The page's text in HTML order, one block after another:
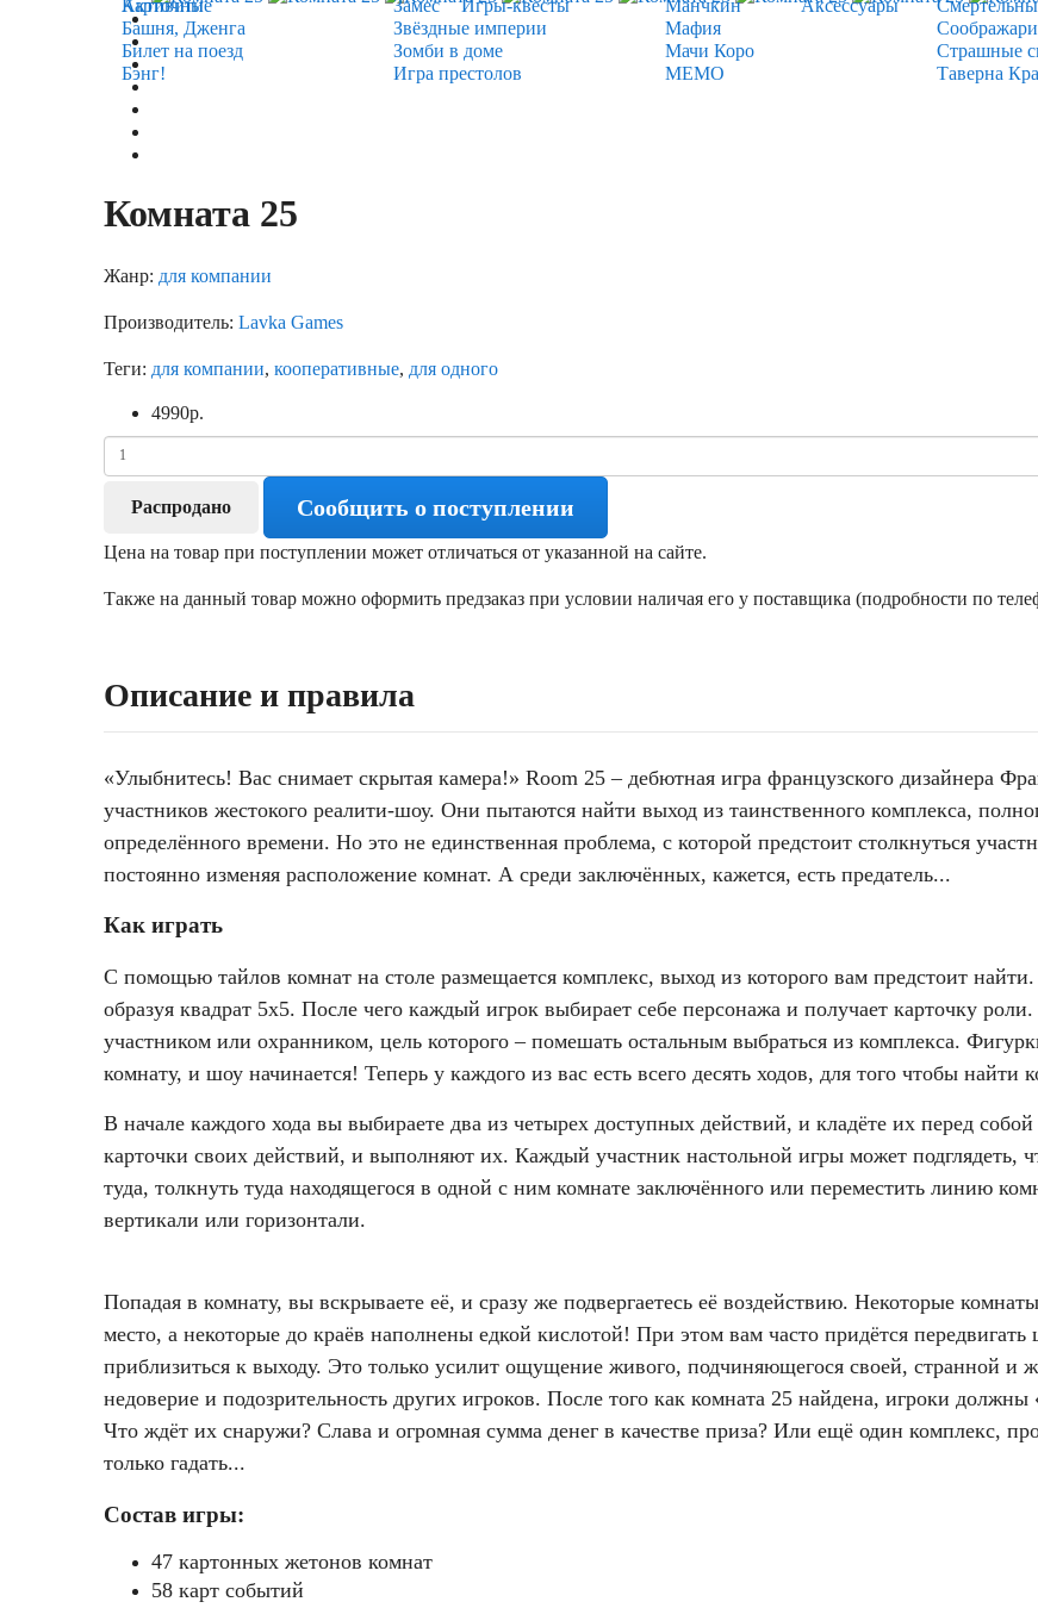
Карточные
Игры-квесты
Аксессуары
Активити
Башня, Дженга
Билет на поезд
Бэнг!
Замес
Звёздные империи
Зомби в доме
Игра престолов
Манчкин
Мафия
Мачи Коро
МЕМО
Страшные
Таверна
Комната 25
Жанр: для компании
Производитель: Lavka Games
Теги: для компании, кооперативные, для одного
4990р.
Распродано Сообщить о поступлении
Цена на товар при поступлении может отличаться от указанной на сайте.
Также на данный товар можно оформить предзаказ при условии наличая его у поставщика (подробности по
Описание и правила
«Улыбнитесь! Вас снимает скрытая камера!» Room 25 – дебютная игра французского дизайнера
участников жестокого реалити-шоу. Они пытаются найти выход из таинственного комплекса,
определённого времени. Но это не единственная проблема, с которой предстоит столкнуться
постоянно изменяя расположение комнат. А среди заключённых, кажется, есть предатель...
Как играть
С помощью тайлов комнат на столе размещается комплекс, выход из которого вам предстоит
образуя квадрат 5х5. После чего каждый игрок выбирает себе персонажа и получает карточку
участником или охранником, цель которого – помешать остальным выбраться из комплекса.
комнату, и шоу начинается! Теперь у каждого из вас есть всего десять ходов, для того чтобы
В начале каждого хода вы выбираете два из четырех доступных действий, и кладёте их перед
карточки своих действий, и выполняют их. Каждый участник настольной игры может подглядеть,
туда, толкнуть туда находящегося в одной с ним комнате заключённого или переместить линию
вертикали или горизонтали.
Попадая в комнату, вы вскрываете её, и сразу же подвергаетесь её воздействию. Некоторые
место, а некоторые до краёв наполнены едкой кислотой! При этом вам часто придётся
приблизиться к выходу. Это только усилит ощущение живого, подчиняющегося своей, странной и
недоверие и подозрительность других игроков. После того как комната 25 найдена, игроки
Что ждёт их снаружи? Слава и огромная сумма денег в качестве приза? Или ещё один комплекс,
только гадать...
Состав игры:
47 картонных жетонов комнат
58 карт событий